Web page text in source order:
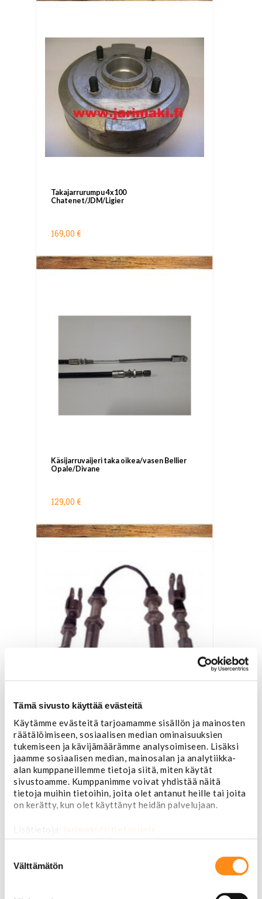
Tämä sivusto käyttää evästeitä
Käytämme evästeitä tarjoamamme sisällön ja mainosten
räätälöimiseen, sosiaalisen median ominaisuuksien
tukemiseen ja kävijämäärämme analysoimiseen. Lisäksi
jaamme sosiaalisen median, mainosalan ja analytiikka-
alan kumppaneillemme tietoja siitä, miten käytät
sivustoamme. Kumppanimme voivat yhdistää näitä
tietoja muihin tietoihin, joita olet antanut heille tai joita
on kerätty, kun olet käyttänyt heidän palvelujaan.
Lisätietoja: jarimaki.fi/tietosuoja
valinta
Välttämätön
Takajarrurumpu 4x100
Chatenet/JDM/Ligier
169,00 €
Käsijarruvaijeri taka oikea/vasen Bellier
Opale/Divane
129,00 €
Käsijarruvaijeri JDM Abaca
105,00 €
Tämän tuotteen ostaneet
ostivat myös